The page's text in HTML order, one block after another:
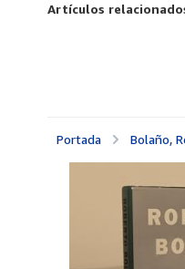
Artículos
Portada Bolaño,